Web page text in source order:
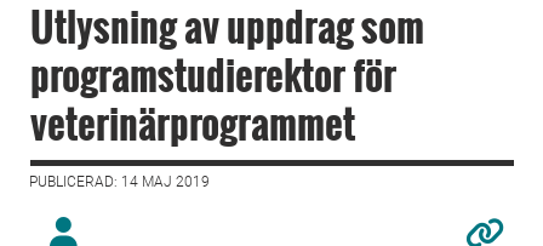
Utlysning av uppdrag som
programstudierektor för
veterinärprogrammet
PUBLICERAD: 14 MAJ 2019